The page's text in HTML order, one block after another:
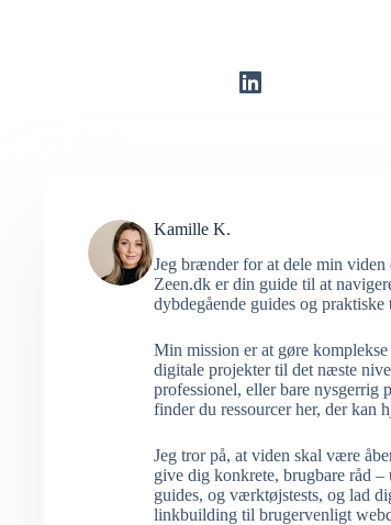
Kamille K.
Jeg brænder for at dele min
Zeen.dk er din guide til at
dybdegående guides og
Min mission er at gøre
digitale projekter til det næste
professionel, eller bare nysgerrig
finder du ressourcer her, der kan
Jeg tror på, at viden skal være
give dig konkrete, brugbare råd
guides, og værktøjstests, og lad
linkbuilding til brugervenligt